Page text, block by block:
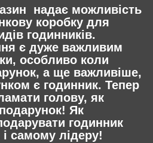
надає можливість
коробку для
годинників.
є дуже важливим
особливо коли
а ще важливіше,
є годинник. Тепер
голову, як
Як
годинник
самому лідеру!